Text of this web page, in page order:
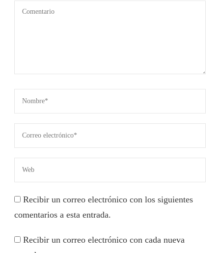
Recibir un correo electrónico con los siguientes
comentarios a esta entrada.
Recibir un correo electrónico con cada nueva